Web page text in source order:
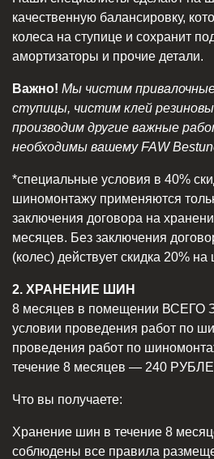
качественную балансировку,
колеса на ступице и сохранит
амортизаторы и прочие детали.
Важно! Мы чистим
ступицы, чистим клей
производим другие важные
необходимы вашему FAW
*специальные условия в 40%
шиномонтажу применяются
заключения договора на
месяцев. Без заключения
(колес) действует скидка 20%
2. ХРАНЕНИЕ ШИН
8 месяцев в помещении ВСЕГО
условии проведения работ по
проведения работ по
течение 8 месяцев — 240
Что вы получаете:
Хранение шин в течение 8
соблюдены все правила